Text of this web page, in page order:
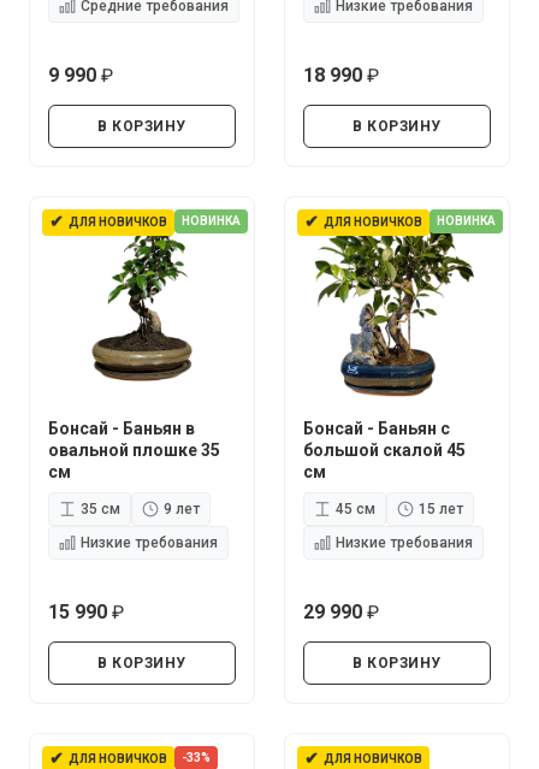
Средние требования
9 990
В КОРЗИНУ
Низкие требования
18 990
В КОРЗИНУ
✔ ДЛЯ НОВИЧКОВ НОВИНКА
Бонсай - Баньян в
овальной плошке 35
см
35 см
9 лет
Низкие требования
15 990
В КОРЗИНУ
✔ ДЛЯ НОВИЧКОВ НОВИНКА
Бонсай - Баньян с
большой скалой 45
см
45 см
15 лет
Низкие требования
29 990
В КОРЗИНУ
✔ ДЛЯ НОВИЧКОВ
-33%
✔ ДЛЯ НОВИЧКОВ